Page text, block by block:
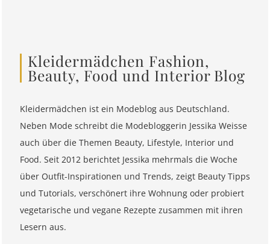
Kleidermädchen Fashion,
Beauty, Food und Interior Blog
Kleidermädchen ist ein Modeblog aus Deutschland.
Neben Mode schreibt die Modebloggerin Jessika Weisse
auch über die Themen Beauty, Lifestyle, Interior und
Food. Seit 2012 berichtet Jessika mehrmals die Woche
über Outfit-Inspirationen und Trends, zeigt Beauty Tipps
und Tutorials, verschönert ihre Wohnung oder probiert
vegetarische und vegane Rezepte zusammen mit ihren
Lesern aus.